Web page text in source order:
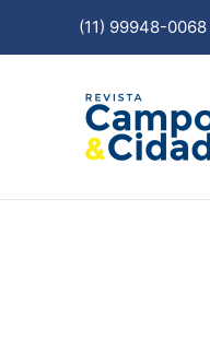
(11) 99948-0068